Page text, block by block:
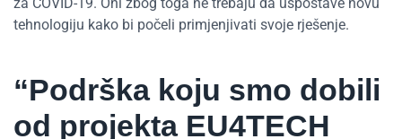
tehnologiju kako bi počeli primjenjivati svoje rješenje.
“Podrška koju smo dobili
od projekta EU4TECH